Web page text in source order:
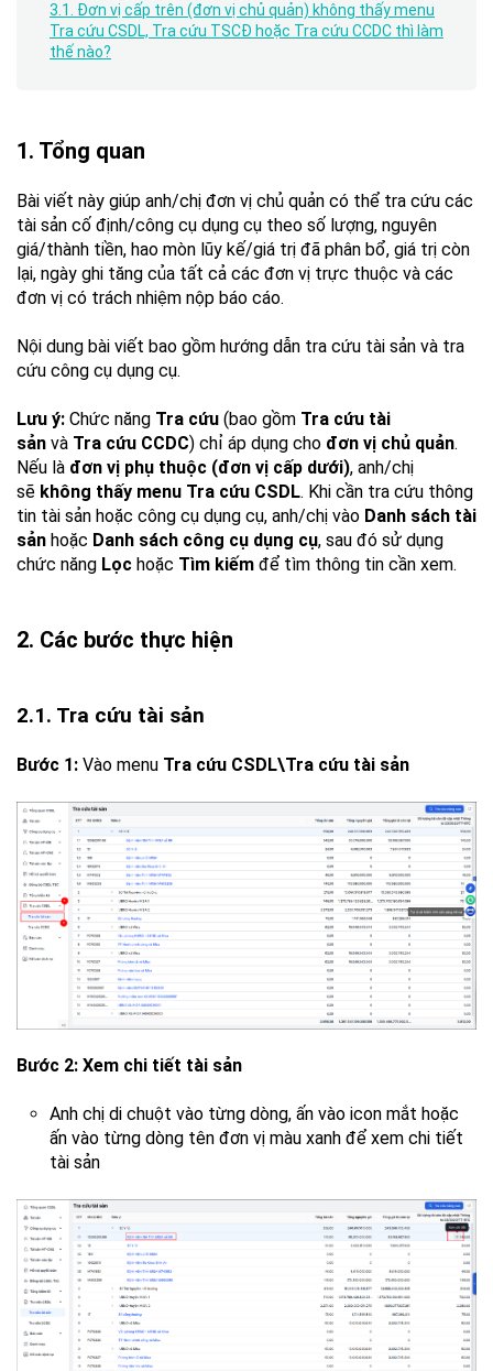
3.1. Đơn vị cấp trên (đơn vị chủ quản) không thấy menu
Tra cứu CSDL, Tra cứu TSCĐ hoặc Tra cứu CCDC thì làm
thế nào?
1. Tổng quan
Bài viết này giúp anh/chị đơn vị chủ quản có thể tra cứu các
tài sản cố định/công cụ dụng cụ theo số lượng, nguyên
giá/thành tiền, hao mòn lũy kế/giá trị đã phân bổ, giá trị còn
lại, ngày ghi tăng của tất cả các đơn vị trực thuộc và các
đơn vị có trách nhiệm nộp báo cáo.
Nội dung bài viết bao gồm hướng dẫn tra cứu tài sản và tra
cứu công cụ dụng cụ.
Lưu ý: Chức năng Tra cứu (bao gồm Tra cứu tài
sản và Tra cứu CCDC) chỉ áp dụng cho đơn vị chủ quản.
Nếu là đơn vị phụ thuộc (đơn vị cấp dưới), anh/chị
sẽ không thấy menu Tra cứu CSDL. Khi cần tra cứu thông
tin tài sản hoặc công cụ dụng cụ, anh/chị vào Danh sách tài
sản hoặc Danh sách công cụ dụng cụ, sau đó sử dụng
chức năng Lọc hoặc Tìm kiếm để tìm thông tin cần xem.
2. Các bước thực hiện
2.1. Tra cứu tài sản
Bước 1: Vào menu Tra cứu CSDL\Tra cứu tài sản
Bước 2: Xem chi tiết tài sản
Anh chị di chuột vào từng dòng, ấn vào icon mắt hoặc
ấn vào từng dòng tên đơn vị màu xanh để xem chi tiết
tài sản